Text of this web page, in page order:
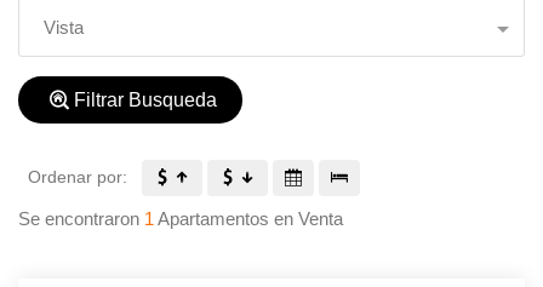
Vista
Filtrar Busqueda
Ordenar por:
Se encontraron 1 Apartamentos en Venta